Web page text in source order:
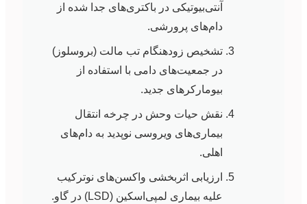
آنتی‌بیوتیکی در باکتری‌های جدا شده از
دام‌های پرورشی.
تشخیص زودهنگام تب مالت (بروسلوز)
در جمعیت‌های دامی با استفاده از
بیومارکرهای جدید.
نقش حیات وحش در چرخه انتقال
بیماری‌های ویروسی نوپدید به دام‌های
اهلی.
ارزیابی اثربخشی واکسن‌های نوترکیب
علیه بیماری لمپی‌اسکین (LSD) در گاو.